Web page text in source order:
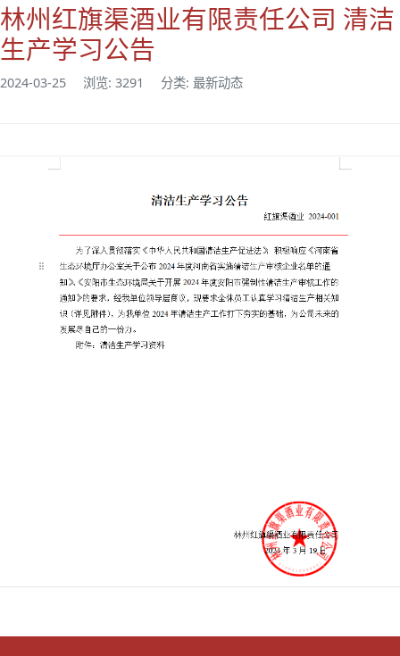
林州红旗渠酒业有限责任公司 清洁
生产学习公告
2024-03-25 浏览: 3291 分类: 最新动态